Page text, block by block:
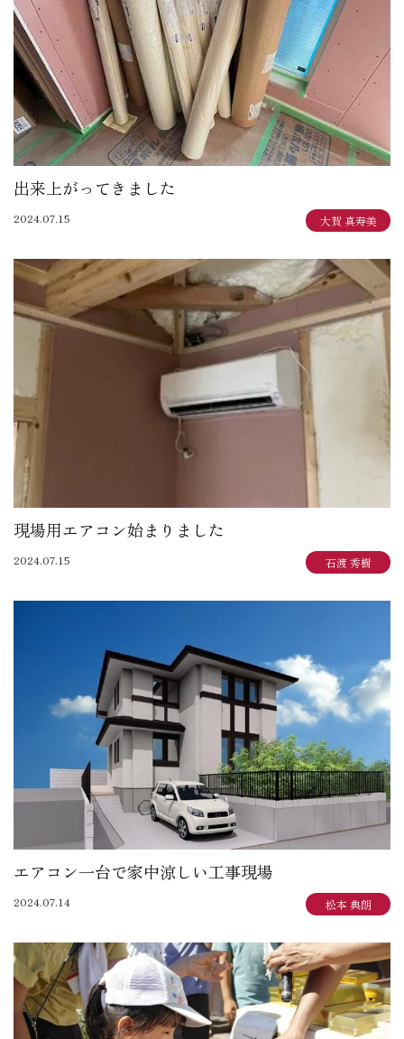
出来上がってきました
2024.07.15 大賀 真寿美
現場用エアコン始まりました
2024.07.15 石渡 秀樹
エアコン一台で家中涼しい工事現場
2024.07.14 松本 典朗